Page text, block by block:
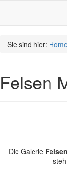
Sie sind hier: Home
Felsen
Die Galerie